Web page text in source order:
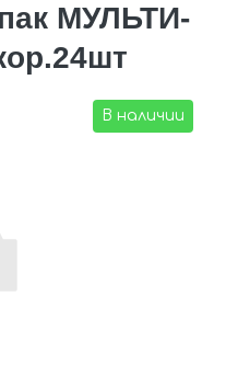
МУЛЬТИ-
В наличии